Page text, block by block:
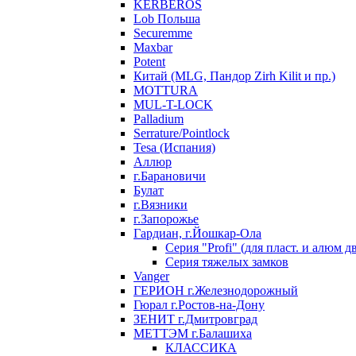
KERBEROS
Lob Польша
Securemme
Maxbar
Potent
Китай (MLG, Пандор Zirh Kilit и пр.)
MOTTURA
MUL-T-LOCK
Palladium
Serrature/Pointlock
Tesa (Испания)
Аллюр
г.Барановичи
Булат
г.Вязники
г.Запорожье
Гардиан, г.Йошкар-Ола
Серия "Profi" (для пласт. и алюм
Серия тяжелых замков
Vanger
ГЕРИОН г.Железнодорожный
Гюрал г.Ростов-на-Дону
ЗЕНИТ г.Дмитровград
МЕТТЭМ г.Балашиха
КЛАССИКА